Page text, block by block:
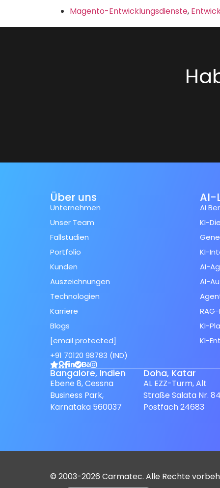
Magento-Entwicklungsdienste,
Über uns
Unternehmen
Unser Team
Fallstudien
Portfolio
Kunden
Auszeichnungen
Technologien
Karriere
Blogs
[email protected]
+91 70120 98783 (IND)
AI-
AI
KI-
KI-
AI-
AI-
KI-
KI-
Bangalore, Indien
Ebene 8, Cessna
Business Park,
Karnataka 560037
Doha, Katar
AL EZZ-Turm, Alt
Straße Salata Nr.
Postfach 24683
© 2003-2026 Carmatec. Alle Rechte
Italian
Dutch
Swedish
Finnish
Spanish (Spain)